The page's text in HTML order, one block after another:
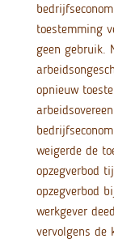
toestemming
geen gebruik.
opnieuw
weigerde de
opzegverbod
opzegverbod
werkgever
vervolgens de